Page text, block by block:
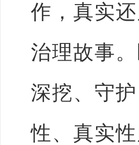
作，真实
治理故事
深挖、守
性、真实